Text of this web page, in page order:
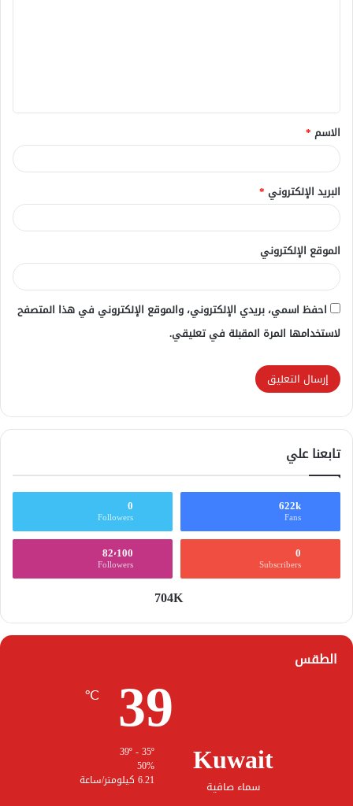
ق
*
الاسم *
البريد الإلكتروني *
الموقع الإلكتروني
احفظ اسمي، بريدي الإلكتروني، والموقع الإلكتروني في هذا المتصفح
لاستخدامها المرة المقبلة في تعليقي.
تابعنا علي
622k
Fans
0
Followers
0
Subscribers
82٬100
Followers
704K
الطقس
Kuwait
سماء صافية
39
℃
50%
6.21 كيلومتر/ساعة